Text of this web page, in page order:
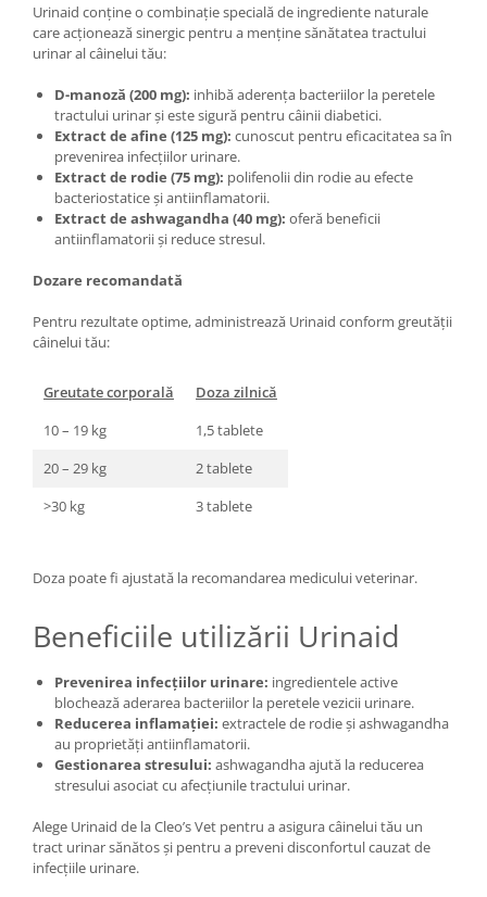
Urinaid conține o combinație specială de ingrediente naturale
care acționează sinergic pentru a menține sănătatea tractului
urinar al câinelui tău:
D-manoză (200 mg): inhibă aderența bacteriilor la peretele
tractului urinar și este sigură pentru câinii diabetici.
Extract de afine (125 mg): cunoscut pentru eficacitatea sa în
prevenirea infecțiilor urinare.
Extract de rodie (75 mg): polifenolii din rodie au efecte
bacteriostatice și antiinflamatorii.
Extract de ashwagandha (40 mg): oferă beneficii
antiinflamatorii și reduce stresul.
Dozare recomandată
Pentru rezultate optime, administrează Urinaid conform greutății
câinelui tău:
Greutate corporală
Doza zilnică
10 – 19 kg
1,5 tablete
20 – 29 kg
2 tablete
>30 kg
3 tablete
Doza poate fi ajustată la recomandarea medicului veterinar.
Beneficiile utilizării Urinaid
Prevenirea infecțiilor urinare: ingredientele active
blochează aderarea bacteriilor la peretele vezicii urinare.
Reducerea inflamației: extractele de rodie și ashwagandha
au proprietăți antiinflamatorii.
Gestionarea stresului: ashwagandha ajută la reducerea
stresului asociat cu afecțiunile tractului urinar.
Alege Urinaid de la Cleo’s Vet pentru a asigura câinelui tău un
tract urinar sănătos și pentru a preveni disconfortul cauzat de
infecțiile urinare.